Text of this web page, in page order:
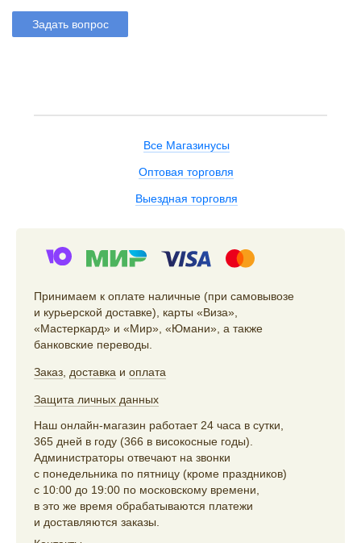
Задать вопрос
Все Магазинусы
Оптовая торговля
Выездная торговля
Принимаем к оплате наличные (при самовывозе
и курьерской доставке), карты «Виза»,
«Мастеркард» и «Мир», «Юмани», а также
банковские переводы.
Заказ, доставка и оплата
Защита личных данных
Наш онлайн-магазин работает 24 часа в сутки,
365 дней в году (366 в високосные годы).
Администраторы отвечают на звонки
с понедельника по пятницу (кроме праздников)
с 10:00 до 19:00 по московскому времени,
в это же время обрабатываются платежи
и доставляются заказы.